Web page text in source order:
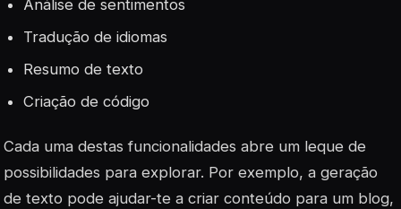
Análise de sentimentos
Tradução de idiomas
Resumo de texto
Criação de código
Cada uma destas funcionalidades abre um leque de
possibilidades para explorar. Por exemplo, a geração
de texto pode ajudar-te a criar conteúdo para um blog,